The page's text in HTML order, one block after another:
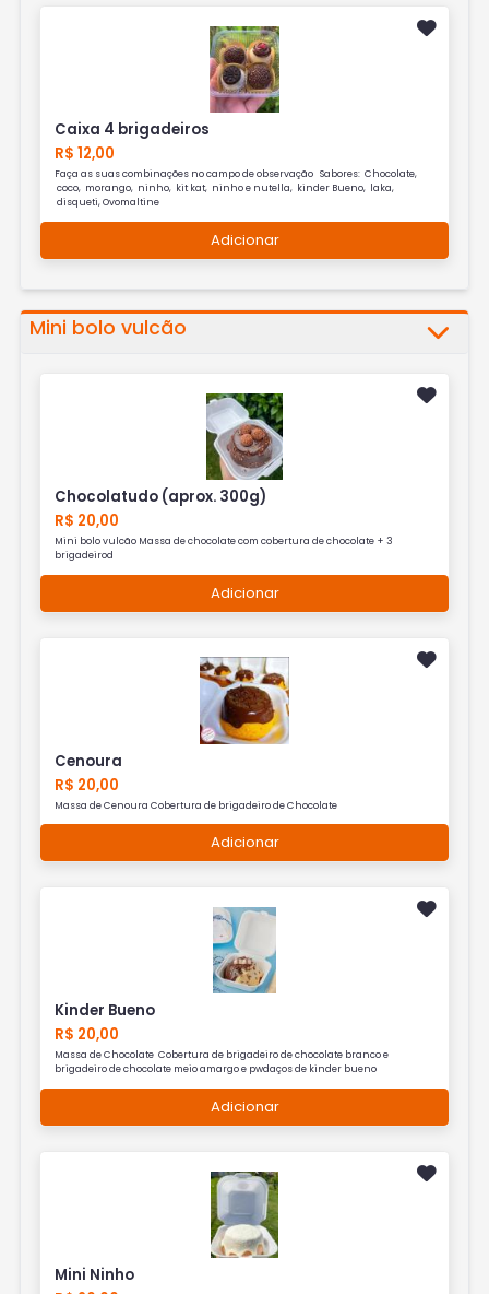
Caixa 4 brigadeiros
R$ 12,00
Faça as suas combinações no campo de observação Sabores: Chocolate,
coco, morango, ninho, kit kat, ninho e nutella, kinder Bueno, laka,
disqueti, Ovomaltine
Adicionar
Mini bolo vulcão
Chocolatudo (aprox. 300g)
R$ 20,00
Mini bolo vulcão Massa de chocolate com cobertura de chocolate + 3
brigadeirod
Adicionar
Cenoura
R$ 20,00
Massa de Cenoura Cobertura de brigadeiro de Chocolate
Adicionar
Kinder Bueno
R$ 20,00
Massa de Chocolate Cobertura de brigadeiro de chocolate branco e
brigadeiro de chocolate meio amargo e pwdaços de kinder bueno
Adicionar
Mini Ninho